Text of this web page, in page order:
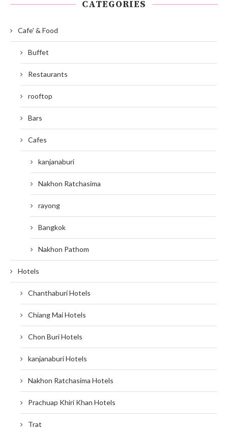
CATEGORIES
Cafe' & Food
Buffet
Restaurants
rooftop
Bars
Cafes
kanjanaburi
Nakhon Ratchasima
rayong
Bangkok
Nakhon Pathom
Hotels
Chanthaburi Hotels
Chiang Mai Hotels
Chon Buri Hotels
kanjanaburi Hotels
Nakhon Ratchasima Hotels
Prachuap Khiri Khan Hotels
Trat